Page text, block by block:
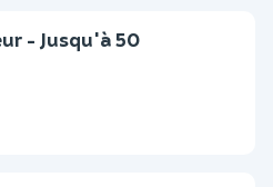
- Jusqu'à 50